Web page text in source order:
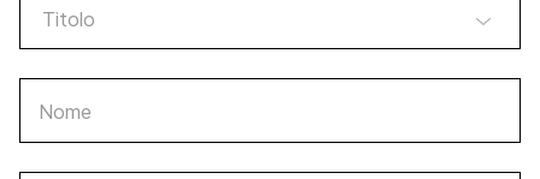
Nome